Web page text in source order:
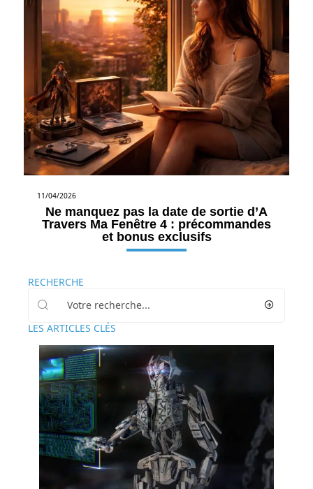
11/04/2026
Ne manquez pas la date de sortie d’A
Travers Ma Fenêtre 4 : précommandes
et bonus exclusifs
RECHERCHE
LES ARTICLES CLÉS